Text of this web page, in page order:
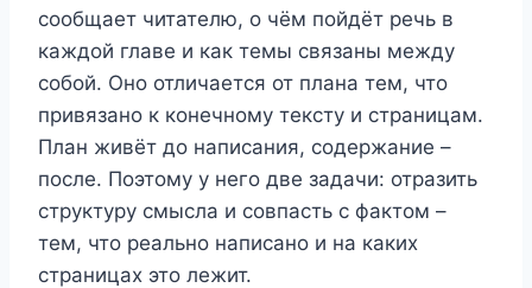
сообщает читателю, о чём пойдёт речь в
каждой главе и как темы связаны между
собой. Оно отличается от плана тем, что
привязано к конечному тексту и страницам.
План живёт до написания, содержание –
после. Поэтому у него две задачи: отразить
структуру смысла и совпасть с фактом –
тем, что реально написано и на каких
страницах это лежит.